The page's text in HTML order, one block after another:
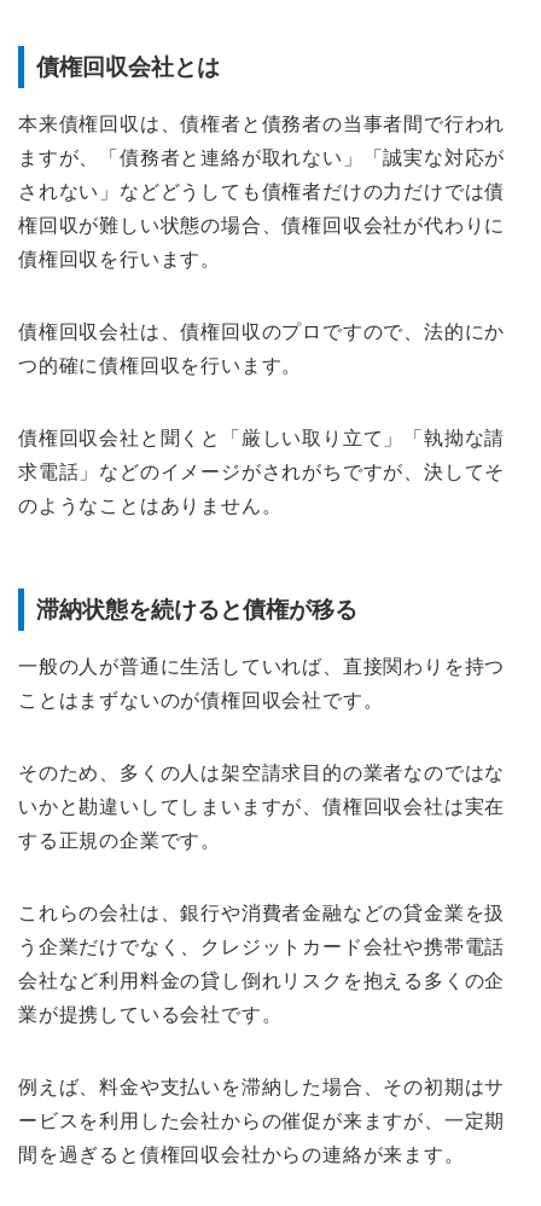
債権回収会社とは
本来債権回収は、債権者と債務者の当事者間で行われ
ますが、「債務者と連絡が取れない」「誠実な対応が
されない」などどうしても債権者だけの力だけでは債
権回収が難しい状態の場合、債権回収会社が代わりに
債権回収を行います。
債権回収会社は、債権回収のプロですので、法的にか
つ的確に債権回収を行います。
債権回収会社と聞くと「厳しい取り立て」「執拗な請
求電話」などのイメージがされがちですが、決してそ
のようなことはありません。
滞納状態を続けると債権が移る
一般の人が普通に生活していれば、直接関わりを持つ
ことはまずないのが債権回収会社です。
そのため、多くの人は架空請求目的の業者なのではな
いかと勘違いしてしまいますが、債権回収会社は実在
する正規の企業です。
これらの会社は、銀行や消費者金融などの貸金業を扱
う企業だけでなく、クレジットカード会社や携帯電話
会社など利用料金の貸し倒れリスクを抱える多くの企
業が提携している会社です。
例えば、料金や支払いを滞納した場合、その初期はサ
ービスを利用した会社からの催促が来ますが、一定期
間を過ぎると債権回収会社からの連絡が来ます。